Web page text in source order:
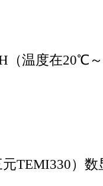
（温度在20℃
TEMI330）